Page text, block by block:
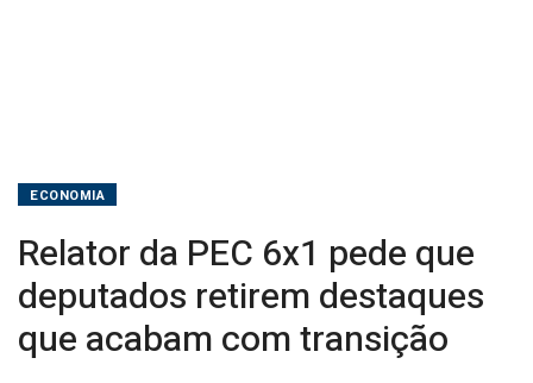
ECONOMIA
Relator da PEC 6x1 pede que
deputados retirem destaques
que acabam com transição